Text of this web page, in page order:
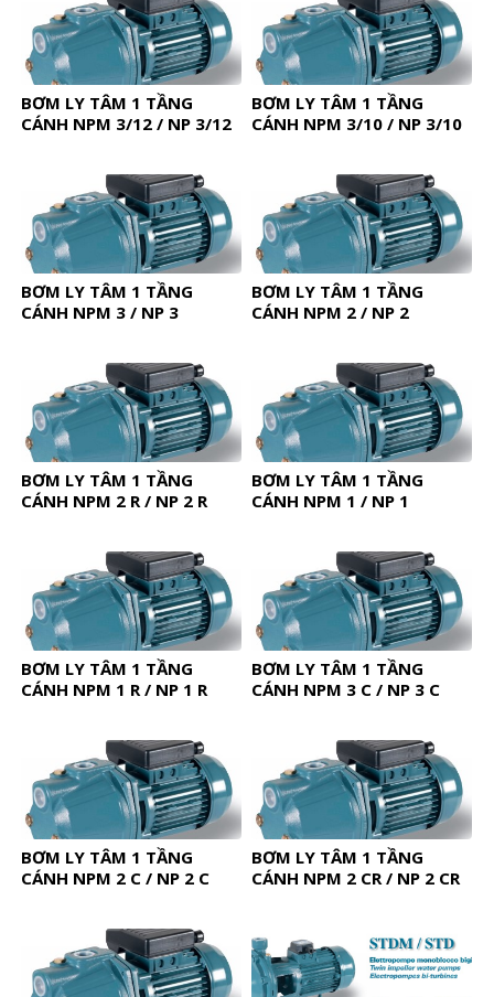
BƠM LY TÂM 1 TẦNG
CÁNH NPM 3/12 / NP 3/12
BƠM LY TÂM 1 TẦNG
CÁNH NPM 3/10 / NP 3/10
BƠM LY TÂM 1 TẦNG
CÁNH NPM 3 / NP 3
BƠM LY TÂM 1 TẦNG
CÁNH NPM 2 / NP 2
BƠM LY TÂM 1 TẦNG
CÁNH NPM 2 R / NP 2 R
BƠM LY TÂM 1 TẦNG
CÁNH NPM 1 / NP 1
BƠM LY TÂM 1 TẦNG
CÁNH NPM 1 R / NP 1 R
BƠM LY TÂM 1 TẦNG
CÁNH NPM 3 C / NP 3 C
BƠM LY TÂM 1 TẦNG
CÁNH NPM 2 C / NP 2 C
BƠM LY TÂM 1 TẦNG
CÁNH NPM 2 CR / NP 2 CR